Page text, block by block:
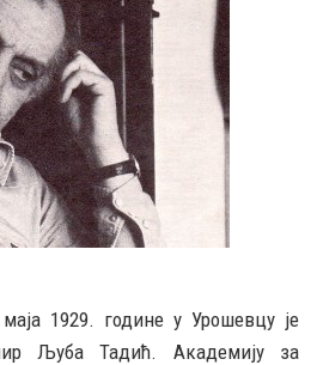
1929. године у Урошевцу је
Љуба Тадић. Академију за